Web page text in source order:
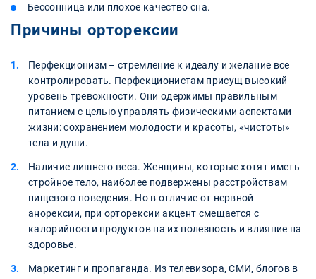
Бессонница или плохое качество сна.
Причины орторексии
Перфекционизм – стремление к идеалу и желание все
контролировать. Перфекционистам присущ высокий
уровень тревожности. Они одержимы правильным
питанием с целью управлять физическими аспектами
жизни: сохранением молодости и красоты, «чистоты»
тела и души.
Наличие лишнего веса. Женщины, которые хотят иметь
стройное тело, наиболее подвержены расстройствам
пищевого поведения. Но в отличие от нервной
анорексии, при орторексии акцент смещается с
калорийности продуктов на их полезность и влияние на
здоровье.
Маркетинг и пропаганда. Из телевизора, СМИ, блогов в